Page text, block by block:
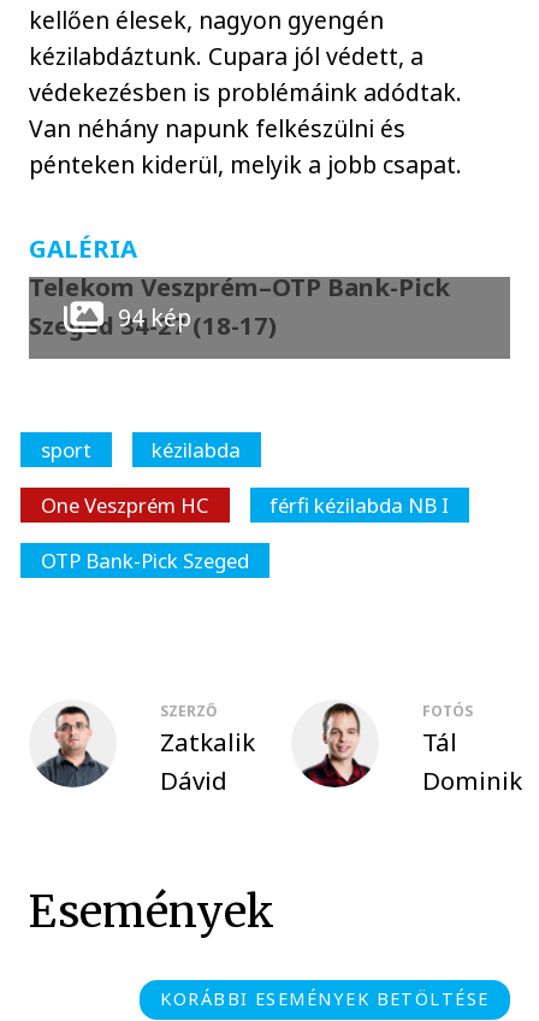
kellően élesek, nagyon gyengén
kézilabdáztunk. Cupara jól védett, a
védekezésben is problémáink adódtak.
Van néhány napunk felkészülni és
pénteken kiderül, melyik a jobb csapat.
GALÉRIA
Telekom Veszprém–OTP Bank-Pick
Szeged 34-27 (18-17)
94 kép
sport
kézilabda
One Veszprém HC
férfi kézilabda NB I
OTP Bank-Pick Szeged
SZERZŐ
Zatkalik
Dávid
FOTÓS
Tál
Dominik
Események
KORÁBBI ESEMÉNYEK BETÖLTÉSE